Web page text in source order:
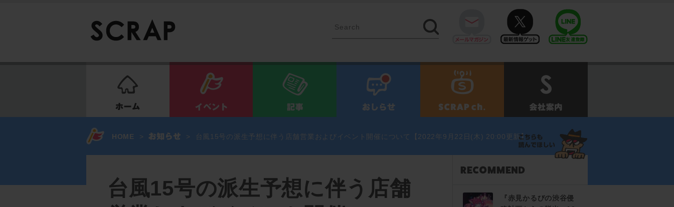
twitter
HOME > > 台風15号の派生予想に伴う店舗営業およびイベント開催について【2022年9月22日(木) 20:00更新】
台風15号の派生予想に伴う店舗
『赤見かるびの渋谷侵